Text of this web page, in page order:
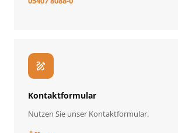
draw
Kontaktformular
Nutzen Sie unser Kontaktformular.